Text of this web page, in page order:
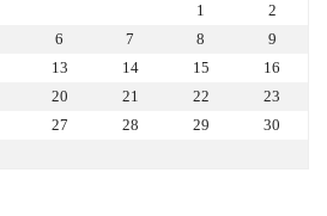
1
2
6 7 8
9
13 14 15
16
20 21 22
23
27 28 29
30